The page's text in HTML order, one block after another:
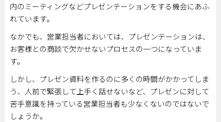
内のミーティングなどプレゼンテーションをする機会にあふ
れています。
なかでも、営業担当者においては、プレゼンテーションは、
お客様との商談で欠かせないプロセスの一つになっていま
す。
しかし、プレゼン資料を作るのに多くの時間がかかってしま
う、人前で緊張して上手く話せないなど、プレゼンに対して
苦手意識を持っている営業担当者も少なくないのではないで
しょうか。